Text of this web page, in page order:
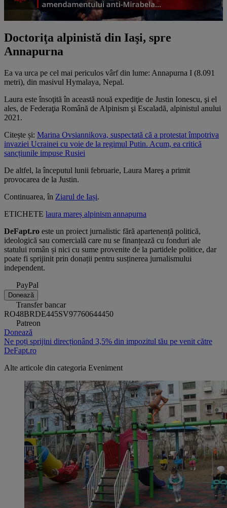
Doctoriţa alpinistă din Iaşi, spre
Annapurna
Ea va urca pe cel mai periculos vârf din lume: Annapurna I (8.091
metri), din masivul Hymalaya, Nepal.
Laura este însoţită în această nouă expediţie de Justin Ionescu, şi el
ales, de Federaţia Română de Alpinism şi Escaladă, alpinistul anului
2021.
Citește și: Marina Ovsiannikova, suspectată că a protestat împotriva
invaziei Ucrainei cu voie de la regimul Putin. Acum, ea critică
sancțiunile impuse Rusiei
De altfel, la începutul lunii februarie, Laura Mareş a primit
provocarea de la Justin.
Continuarea, în Ziarul de Iași.
ETICHETE laura mareș alpinism annapurna
DeFapt.ro este un proiect jurnalistic fără apartenență politică,
ideologică sau comercială care nu se finanțează cu fonduri ale
statului român și nici cu sume provenite de la partidele politice, dar
poate fi sprijinit prin donații pentru susținerea jurnalismului
independent.
PayPal
Donează
Transfer bancar
RO48BRDE445SV97760644450
Patreon
Donează
Ne poți sprijini direcționând 3,5% din impozitul tău pe venit către
DeFapt.ro
Alte articole din categoria Eveniment